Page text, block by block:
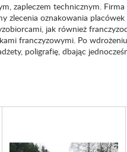
zapleczem technicznym.
zlecenia oznakowania
jak również
franczyzowymi. Po
poligrafię, dbając